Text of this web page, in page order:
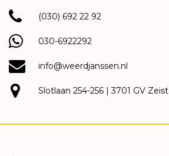
(030) 692 22 92
030-6922292
info@weerdjanssen.nl
Slotlaan 254-256 | 3701 GV Zeist